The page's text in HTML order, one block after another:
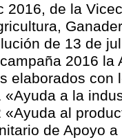
2016, de la
de 13 de
2016
elaborados
«Ayuda a la
«Ayuda al
de Apoyo